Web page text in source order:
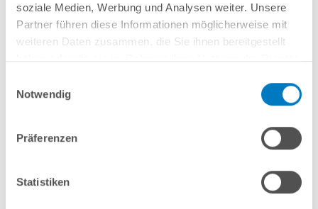
soziale Medien, Werbung und Analysen weiter. Unsere
Partner führen diese Informationen möglicherweise mit
weiteren Daten zusammen, die Sie ihnen bereitgestellt
Notwendig
Präferenzen
Statistiken
In den Warenkorb
Fragen? Wir helfen Ihnen gerne weiter: